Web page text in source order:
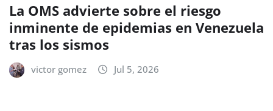
La OMS advierte sobre el riesgo
inminente de epidemias en Venezuela
tras los sismos
victor gomez Jul 5, 2026